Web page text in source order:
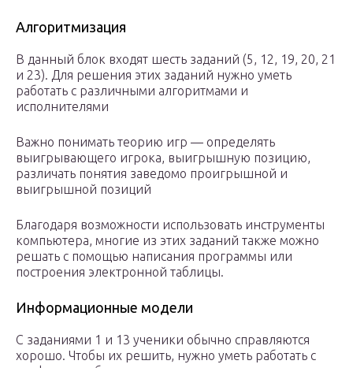
Алгоритмизация
В данный блок входят шесть заданий (5, 12, 19, 20, 21
и 23). Для решения этих заданий нужно уметь
работать с различными алгоритмами и
исполнителями
Важно понимать теорию игр — определять
выигрывающего игрока, выигрышную позицию,
различать понятия заведомо проигрышной и
выигрышной позиций
Благодаря возможности использовать инструменты
компьютера, многие из этих заданий также можно
решать с помощью написания программы или
построения электронной таблицы.
Информационные модели
С заданиями 1 и 13 ученики обычно справляются
хорошо. Чтобы их решить, нужно уметь работать с